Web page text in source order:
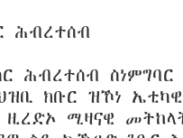
ሕብረተሰብ
ሕብረተሰብ ስነምግባር
ክቡር ዝኾነ
ሚዛናዊ